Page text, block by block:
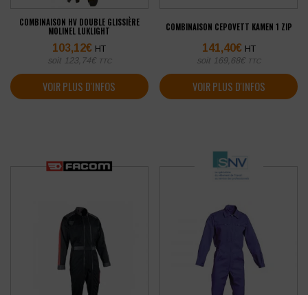
COMBINAISON HV DOUBLE GLISSIÈRE
MOLINEL LUKLIGHT
103,12€ HT
soit 123,74€ TTC
VOIR PLUS D'INFOS
COMBINAISON CEPOVETT KAMEN 1 ZIP
141,40€ HT
soit 169,68€ TTC
VOIR PLUS D'INFOS